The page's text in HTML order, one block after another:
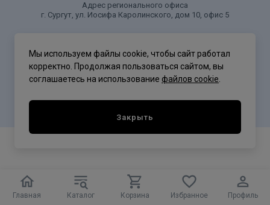
Главная Каталог Корзина Избранное Профиль
Адрес регионального офиса
г. Сургут, ул. Иосифа Каролинского, дом 10, офис 5
Мы используем файлы cookie, чтобы сайт работал
корректно. Продолжая пользоваться сайтом, вы
соглашаетесь на использование файлов cookie
Закрыть